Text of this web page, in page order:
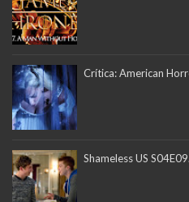
Crítica: American
Shameless US